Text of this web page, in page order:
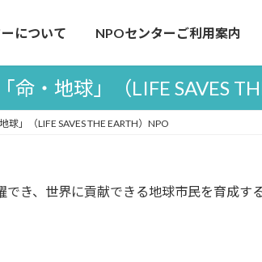
について NPOセンターご利用案内
「命・地球」（LIFE SAVES
地球」（LIFE SAVES THE EARTH）NPO
き、世界に貢献できる地球市民を育成する